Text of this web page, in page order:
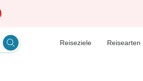
Reiseziele Reisearten